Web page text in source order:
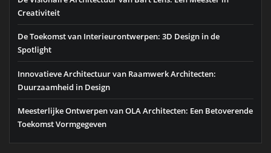
Creativiteit
De Toekomst van Interieurontwerpen: 3D Design in de
Spotlight
Innovatieve Architectuur van Raamwerk Architecten:
Duurzaamheid in Design
Meesterlijke Ontwerpen van OLA Architecten: Een Betoverende
Toekomst Vormgegeven